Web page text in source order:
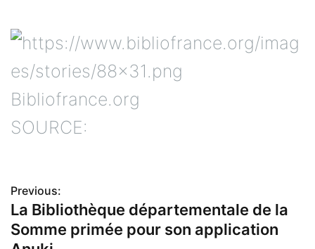
Bibliofrance.org
SOURCE:
N
a
Previous:
La Bibliothèque départementale de la
Somme primée pour son application